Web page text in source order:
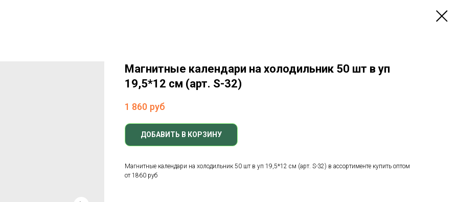
Магнитные календари на холодильник 50 шт в уп
19,5*12 см (арт. S-32)
1 860 руб
ДОБАВИТЬ В КОРЗИНУ
Магнитные календари на холодильник 50 шт в уп 19,5*12 см (арт. S-32) в ассортименте купить оптом
от 1860 руб